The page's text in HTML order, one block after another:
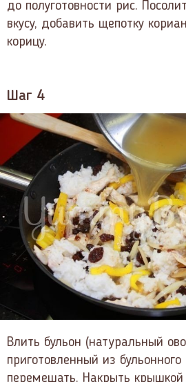
до полуготовности рис.
вкусу, добавить щепотку
корицу.
Шаг 4
Влить бульон (натуральный
приготовленный из бульонного
перемешать. Накрыть крышкой